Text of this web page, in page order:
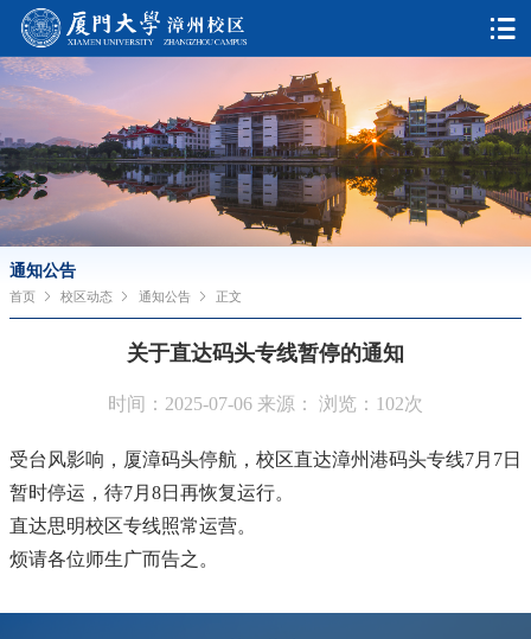
通知公告
首页 校区动态 通知公告 正文
关于直达码头专线暂停的通知
时间：2025-07-06 来源： 浏览： 102次
受台风影响，厦漳码头停航，校区直达漳州港码头专线7月7日
暂时停运，待7月8日再恢复运行。
直达思明校区专线照常运营。
烦请各位师生广而告之。